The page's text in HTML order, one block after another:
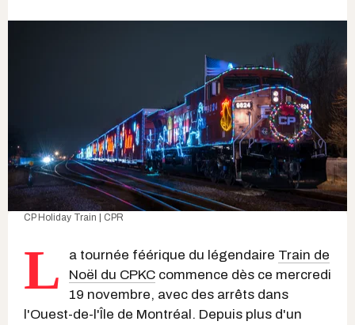
CP Holiday Train | CPR
L a tournée féérique du légendaire Train de
Noël du CPKC commence dès ce mercredi
19 novembre, avec des arrêts dans
l'Ouest-de-l'Île de Montréal. Depuis plus d'un